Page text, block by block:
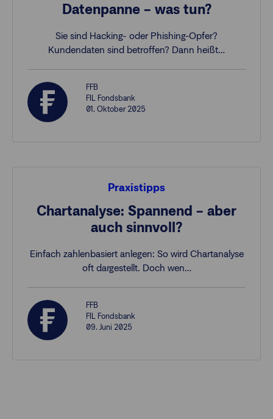
Datenpanne – was tun?
Sie sind Hacking- oder Phishing-Opfer?
Kundendaten sind betroffen? Dann heißt…
FFB
FIL Fondsbank
01. Oktober 2025
Praxistipps
Chartanalyse: Spannend – aber
auch sinnvoll?
Einfach zahlenbasiert anlegen: So wird Chartanalyse
oft dargestellt. Doch wen…
FFB
FIL Fondsbank
09. Juni 2025